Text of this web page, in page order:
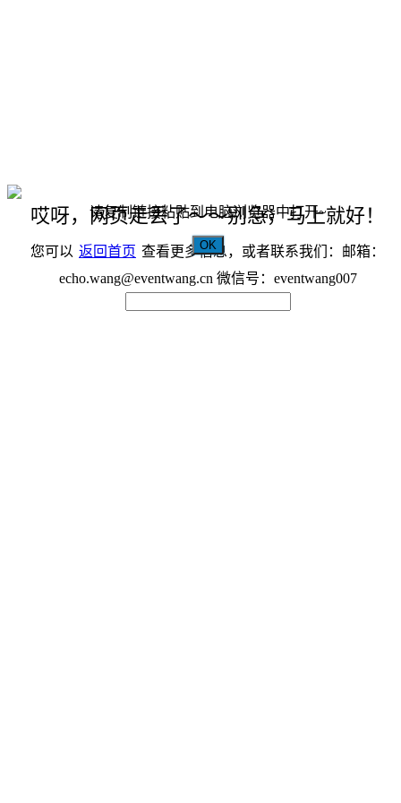
哎呀，网页走丢了～～别急，马上就好！
您可以 返回首页 查看更多信息，或者联系我们：邮箱：
echo.wang@eventwang.cn 微信号：eventwang007
请复制链接粘贴到电脑浏览器中打开~
OK